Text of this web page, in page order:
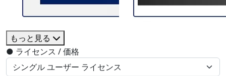
もっと見る
● ライセンス / 価格